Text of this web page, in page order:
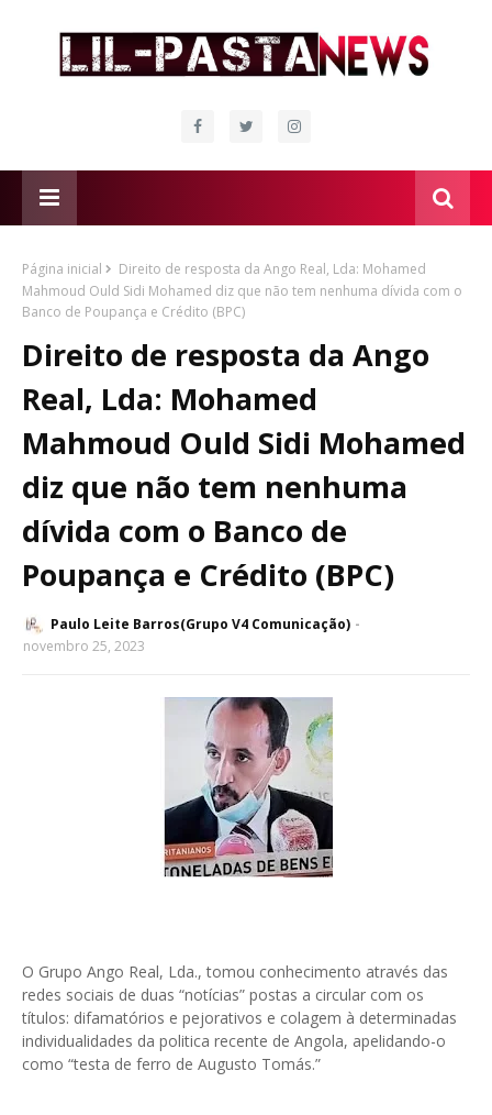
Página inicial
Direito de resposta da Ango Real, Lda: Mohamed
Mahmoud Ould Sidi Mohamed diz que não tem nenhuma dívida com o
Banco de Poupança e Crédito (BPC)
Direito de resposta da Ango
Real, Lda: Mohamed
Mahmoud Ould Sidi Mohamed
diz que não tem nenhuma
dívida com o Banco de
Poupança e Crédito (BPC)
Paulo Leite Barros(Grupo V4 Comunicação)
novembro 25, 2023
O Grupo Ango Real, Lda., tomou conhecimento através das
redes sociais de duas “notícias” postas a circular com os
títulos: difamatórios e pejorativos e colagem à determinadas
individualidades da politica recente de Angola, apelidando-o
como “testa de ferro de Augusto Tomás.”